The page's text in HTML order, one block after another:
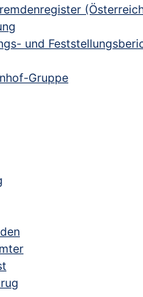
und
Gruppe